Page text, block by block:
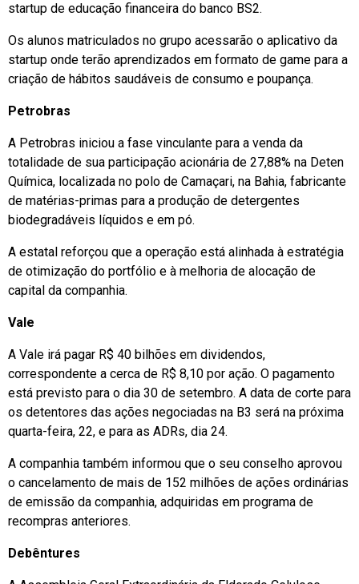
startup de educação financeira do banco BS2.
Os alunos matriculados no grupo acessarão o aplicativo da
startup onde terão aprendizados em formato de game para a
criação de hábitos saudáveis de consumo e poupança.
Petrobras
A Petrobras iniciou a fase vinculante para a venda da
totalidade de sua participação acionária de 27,88% na Deten
Química, localizada no polo de Camaçari, na Bahia, fabricante
de matérias-primas para a produção de detergentes
biodegradáveis líquidos e em pó.
A estatal reforçou que a operação está alinhada à estratégia
de otimização do portfólio e à melhoria de alocação de
capital da companhia.
Vale
A Vale irá pagar R$ 40 bilhões em dividendos,
correspondente a cerca de R$ 8,10 por ação. O pagamento
está previsto para o dia 30 de setembro. A data de corte para
os detentores das ações negociadas na B3 será na próxima
quarta-feira, 22, e para as ADRs, dia 24.
A companhia também informou que o seu conselho aprovou
o cancelamento de mais de 152 milhões de ações ordinárias
de emissão da companhia, adquiridas em programa de
recompras anteriores.
Debêntures